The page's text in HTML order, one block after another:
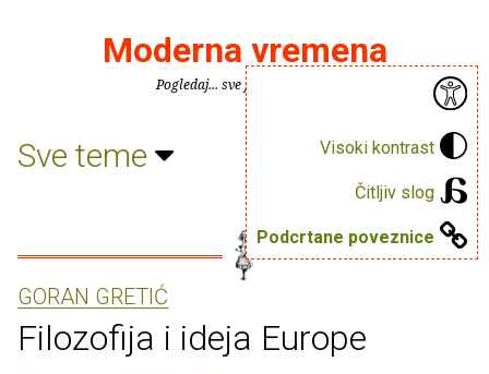
Visoki kontrast
Čitljiv slog
Podcrtane poveznice
Moderna vremena
Pogledaj... sve je puno knjiga.
Sve teme
GORAN GRETIĆ
Filozofija i ideja Europe